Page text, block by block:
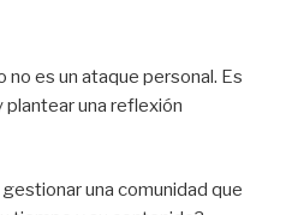
es un ataque personal. Es
una reflexión
una comunidad que